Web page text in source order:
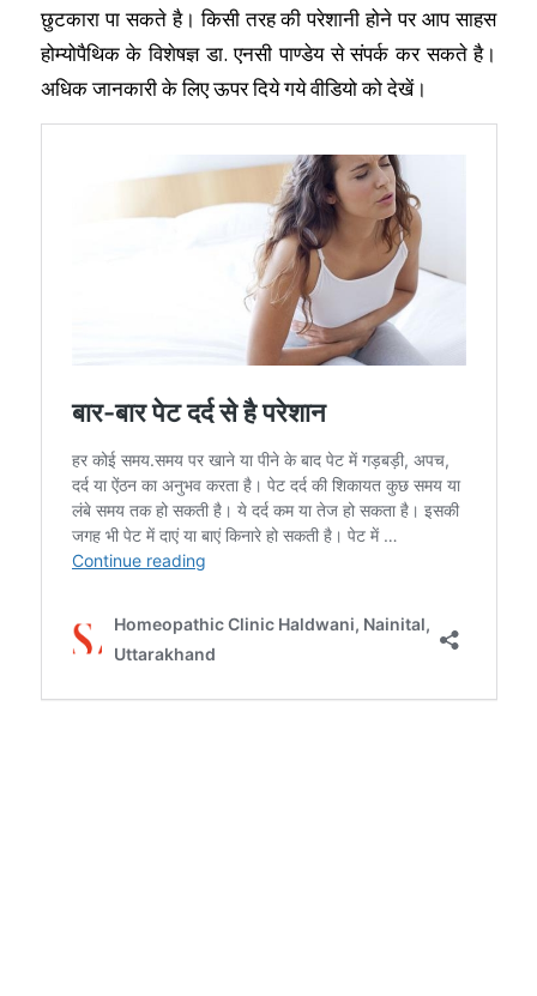
छुटकारा पा सकते है। किसी तरह की परेशानी होने पर आप साहस
होम्योपैथिक के विशेषज्ञ डा. एनसी पाण्डेय से संपर्क कर सकते है।
अधिक जानकारी के लिए ऊपर दिये गये वीडियो को देखें।